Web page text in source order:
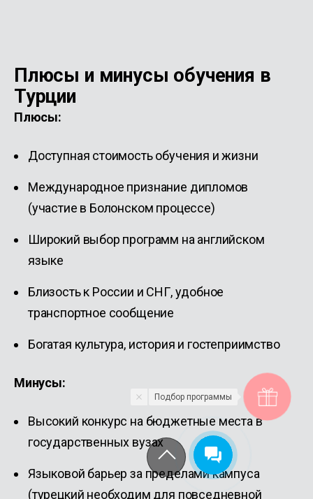
Плюсы и минусы обучения в
Турции
Плюсы:
Доступная стоимость обучения и жизни
Международное признание дипломов
(участие в Болонском процессе)
Широкий выбор программ на английском
языке
Близость к России и СНГ, удобное
транспортное сообщение
Богатая культура, история и гостеприимство
Минусы:
Высокий конкурс на бюджетные места в
государственных вузах
Языковой барьер за пределами кампуса
(турецкий необходим для повседневной
Подбор программы